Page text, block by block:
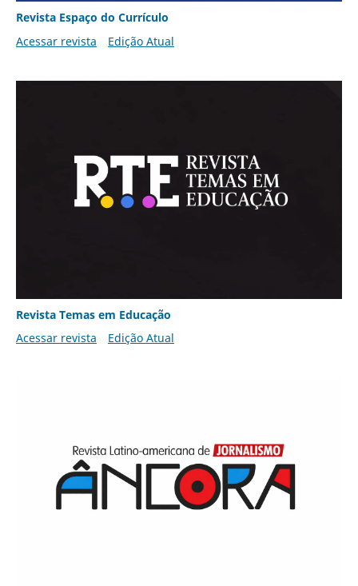
Revista Espaço do Currículo
Acessar revista
Edição Atual
Revista Temas em Educação
Acessar revista
Edição Atual